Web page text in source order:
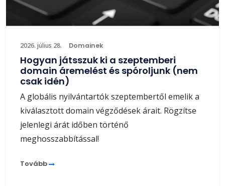
2026. július 28. Domainek
Hogyan játsszuk ki a szeptemberi
domain áremelést és spóroljunk (nem
csak idén)
A globális nyilvántartók szeptembertől emelik a
kiválasztott domain végződések árait. Rögzítse
jelenlegi árát időben történő
meghosszabbítással!
Tovább